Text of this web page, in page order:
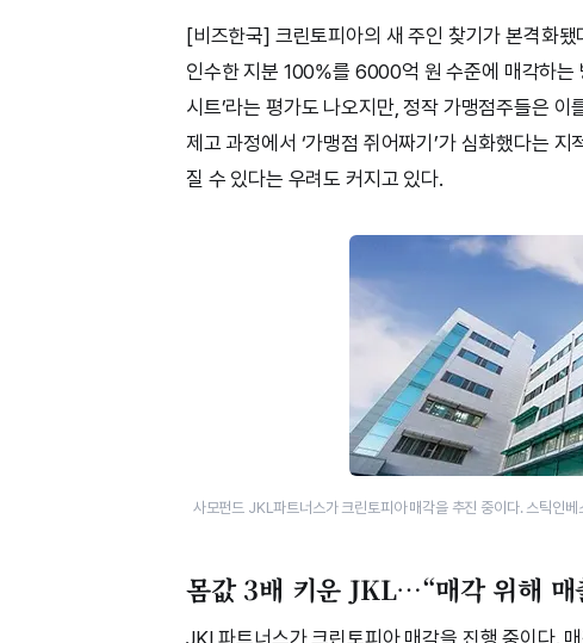
[비즈한국] 크린토피아의 새 주인 찾기가 본격화
인수한 지분 100%를 6000억 원 수준에 매각하는
시트’라는 평가도 나오지만, 정작 가맹점주들은
제고 과정에서 ‘가맹점 쥐어짜기’가 심화했다는
질 수 있다는 우려도 커지고 있다.
사모펀드 JKL파트너스가 크린토피아 매각을 추진 중이다. 스틱인
몸값 3배 키운 JKL…“매각 위해 매
JKL파트너스가 크린토피아 매각을 진행 중이다.